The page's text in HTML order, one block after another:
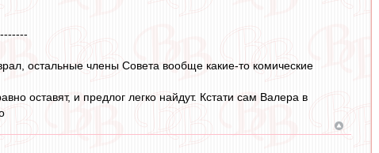
остальные члены Совета вообще какие-то комические
оставят, и предлог легко найдут. Кстати сам Валера в